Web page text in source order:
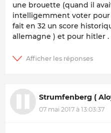
une brouette (quand il
intelligemment voter
fait en 32 un score
allemagne ) et pour hitler .
Strumfenberg (
07 mai 2017 à 13:03:37